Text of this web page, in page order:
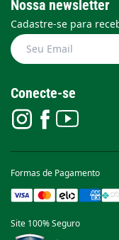
Nossa newsletter
Cadastre-se para
Conecte-se
Formas de Pagamento
Site 100% Seguro